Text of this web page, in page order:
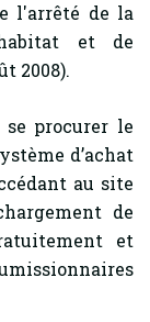
l'arrêté de la
et de
2008).
procurer le
d’achat
au site
de
et